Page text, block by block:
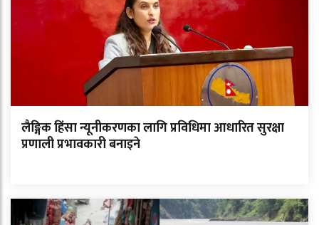
लैङ्गिक हिंसा न्यूनीकरणका लागि प्रविधिमा आधारित सुरक्षा
प्रणाली प्रभावकारी बनाइने